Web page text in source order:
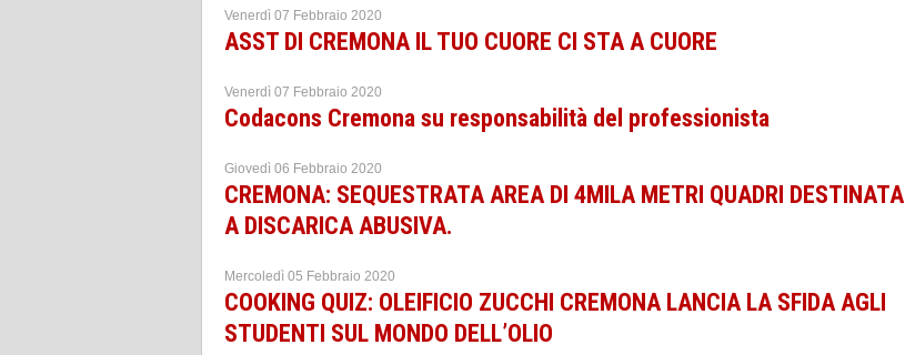
Venerdì 07 Febbraio 2020
ASST DI CREMONA IL TUO CUORE CI STA A CUORE
Venerdì 07 Febbraio 2020
Codacons Cremona su responsabilità del professionista
Giovedì 06 Febbraio 2020
CREMONA: SEQUESTRATA AREA DI 4MILA METRI QUADRI DESTINATA
A DISCARICA ABUSIVA.
Mercoledì 05 Febbraio 2020
COOKING QUIZ: OLEIFICIO ZUCCHI CREMONA LANCIA LA SFIDA AGLI
STUDENTI SUL MONDO DELL’OLIO